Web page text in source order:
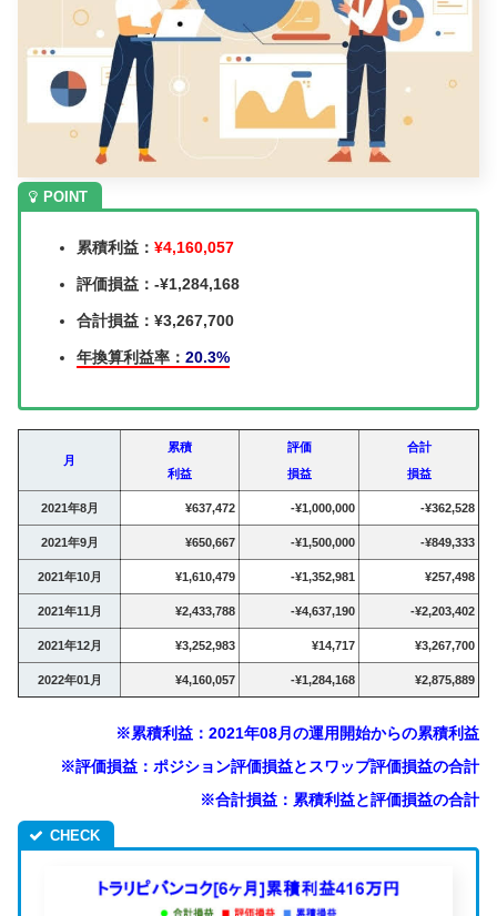
累積利益： ¥4,160,057
評価損益：-¥1,284,168
合計損益：¥3,267,700
年換算利益率： 20.3%
月
累積
利益
評価
損益
合計
損益
2021年8月 ¥637,472 -¥1,000,000 -¥362,528
2021年9月 ¥650,667 -¥1,500,000 -¥849,333
2021年10月 ¥1,610,479 -¥1,352,981 ¥257,498
2021年11月 ¥2,433,788 -¥4,637,190 -¥2,203,402
2021年12月 ¥3,252,983 ¥14,717 ¥3,267,700
2022年01月 ¥4,160,057 -¥1,284,168 ¥2,875,889
※累積利益：2021年08月の運用開始からの累積利益
※評価損益：ポジション評価損益とスワップ評価損益の合計
※合計損益：累積利益と評価損益の合計